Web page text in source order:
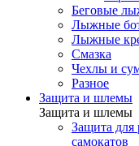
Беговые
Лыжные
Лыжные
Смазка
Чехлы и
Разное
Защита и шлемы
Защита и шлемы
Защита для
самокатов